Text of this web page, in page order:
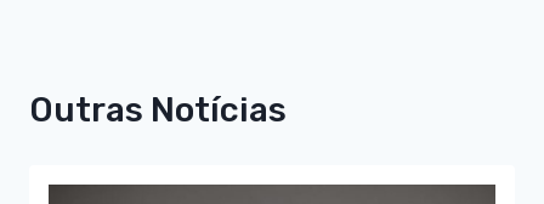
Outras Notícias